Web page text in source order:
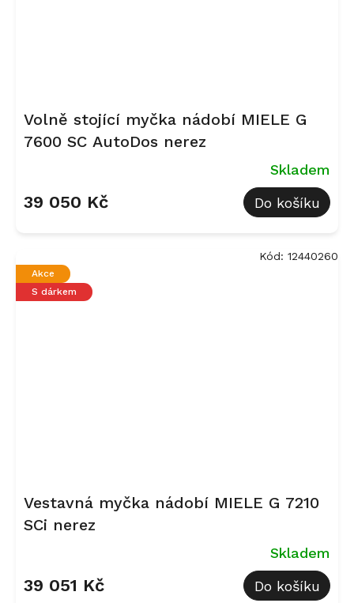
Volně stojící myčka nádobí MIELE G
7600 SC AutoDos nerez
Skladem
39 050 Kč Do košíku
Akce
S dárkem
Vestavná myčka nádobí MIELE G 7210
SCi nerez
Skladem
39 051 Kč Do košíku
Kód: 12440260